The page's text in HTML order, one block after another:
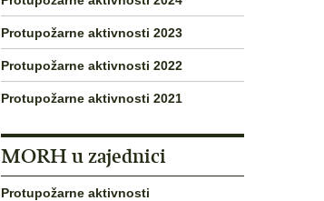
Protupožarne aktivnosti 2023
Protupožarne aktivnosti 2022
Protupožarne aktivnosti 2021
MORH u zajednici
Protupožarne aktivnosti